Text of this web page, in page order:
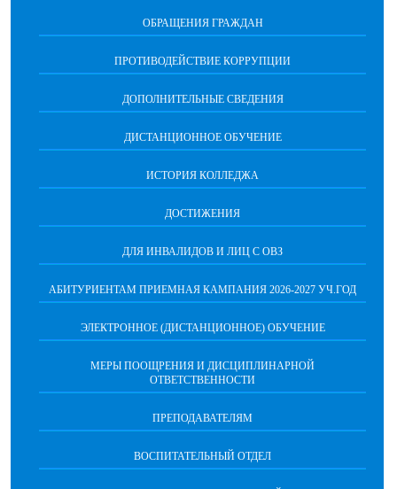
ОБРАЩЕНИЯ ГРАЖДАН
ПРОТИВОДЕЙСТВИЕ КОРРУПЦИИ
ДОПОЛНИТЕЛЬНЫЕ СВЕДЕНИЯ
ДИСТАНЦИОННОЕ ОБУЧЕНИЕ
ИСТОРИЯ КОЛЛЕДЖА
ДОСТИЖЕНИЯ
ДЛЯ ИНВАЛИДОВ И ЛИЦ С ОВЗ
АБИТУРИЕНТАМ ПРИЕМНАЯ КАМПАНИЯ 2026-2027 УЧ.ГОД
ЭЛЕКТРОННОЕ (ДИСТАНЦИОННОЕ) ОБУЧЕНИЕ
МЕРЫ ПООЩРЕНИЯ И ДИСЦИПЛИНАРНОЙ
ОТВЕТСТВЕННОСТИ
ПРЕПОДАВАТЕЛЯМ
ВОСПИТАТЕЛЬНЫЙ ОТДЕЛ